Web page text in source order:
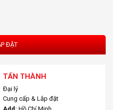
ĐẶT
TẤN THÀNH
Đại lý
Cung cấp & Lắp đặt